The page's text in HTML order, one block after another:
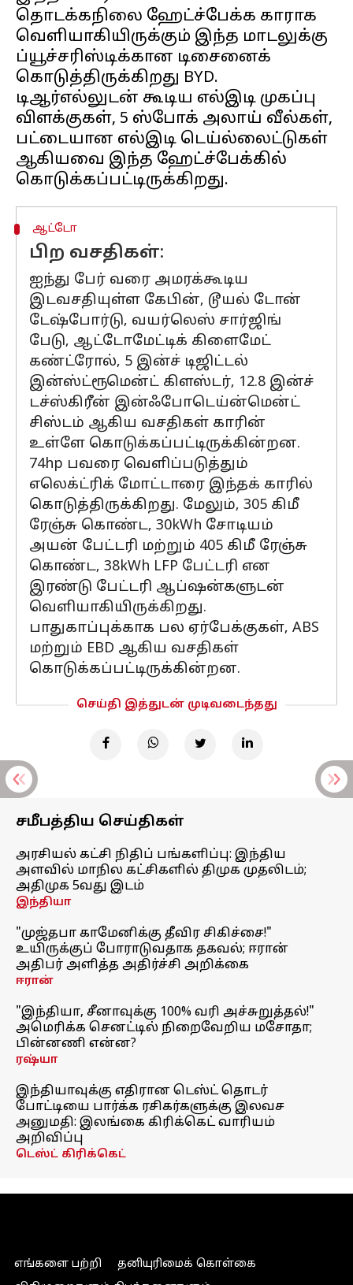
தொடக்கநிலை ஹேட்ச்பேக்க காராக
வெளியாகியிருக்கும் இந்த மாடலுக்கு
ப்யூச்சரிஸ்டிக்கான டிசைனைக்
கொடுத்திருக்கிறது BYD.
டிஆர்எல்லுடன் கூடிய எல்இடி முகப்பு
விளக்குகள், 5 ஸ்போக் அலாய் வீல்கள்,
பட்டையான எல்இடி டெய்ல்லைட்டுகள்
ஆகியவை இந்த ஹேட்ச்பேக்கில்
ஆட்டோ
பிற வசதிகள்:
ஐந்து பேர் வரை அமரக்கூடிய
இடவசதியுள்ள கேபின், டூயல் டோன்
டேஷ்போர்டு, வயர்லெஸ் சார்ஜிங்
பேடு, ஆட்டோமேட்டிக் கிளைமேட்
கண்ட்ரோல், 5 இன்ச் டிஜிட்டல்
இன்ஸ்ட்ரூமென்ட் கிளஸ்டர், 12.8 இன்ச்
டச்ஸ்கிரீன் இன்ஃபோடெய்ன்மென்ட்
சிஸ்டம் ஆகிய வசதிகள் காரின்
உள்ளே கொடுக்கப்பட்டிருக்கின்றன.
74hp பவரை வெளிப்படுத்தும்
எலெக்ட்ரிக் மோட்டாரை இந்தக் காரில்
கொடுத்திருக்கிறது. மேலும், 305 கிமீ
ரேஞ்சு கொண்ட, 30kWh சோடியம்
அயன் பேட்டரி மற்றும் 405 கிமீ ரேஞ்சு
கொண்ட, 38kWh LFP பேட்டரி என
இரண்டு பேட்டரி ஆப்ஷன்களுடன்
வெளியாகியிருக்கிறது.
பாதுகாப்புக்காக பல ஏர்பேக்குகள், ABS
மற்றும் EBD ஆகிய வசதிகள்
கொடுக்கப்பட்டிருக்கின்றன.
செய்தி இத்துடன் முடிவடைந்தது
சமீபத்திய செய்திகள்
அரசியல் கட்சி நிதிப் பங்களிப்பு: இந்திய
அளவில் மாநில கட்சிகளில் திமுக முதலிடம்;
அதிமுக 5வது இடம்
இந்தியா
"முஜ்தபா காமேனிக்கு தீவிர சிகிச்சை!"
உயிருக்குப் போராடுவதாக தகவல்; ஈரான்
அதிபர் அளித்த அதிர்ச்சி அறிக்கை
ஈரான்
"இந்தியா, சீனாவுக்கு 100% வரி அச்சுறுத்தல்!"
அமெரிக்க செனட்டில் நிறைவேறிய மசோதா;
பின்னணி என்ன?
ரஷ்யா
இந்தியாவுக்கு எதிரான டெஸ்ட் தொடர்
போட்டியை பார்க்க ரசிகர்களுக்கு இலவச
அனுமதி: இலங்கை கிரிக்கெட் வாரியம்
அறிவிப்பு
டெஸ்ட் கிரிக்கெட்
எங்களை பற்றி
தனியுரிமைக் கொள்கை